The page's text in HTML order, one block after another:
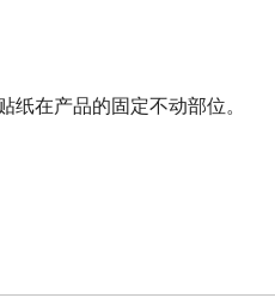
在产品的固定不动部位。